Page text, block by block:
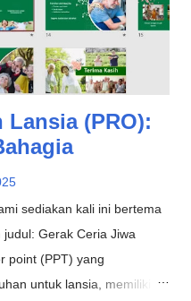
(PRO):
sediakan kali ini bertema
Gerak Ceria Jiwa
point (PPT) yang
untuk lansia, memiliki